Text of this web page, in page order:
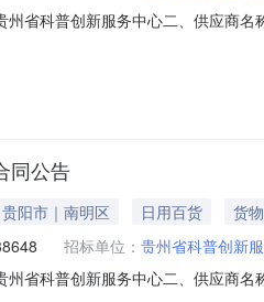
州省科普创新服务中心二、供应商
纸8包装得力/deliZ7503,件
同公告
阳市｜南明区 日用百货
货物
招标单位： 贵州省科普创新
州省科普创新服务中心二、供应商